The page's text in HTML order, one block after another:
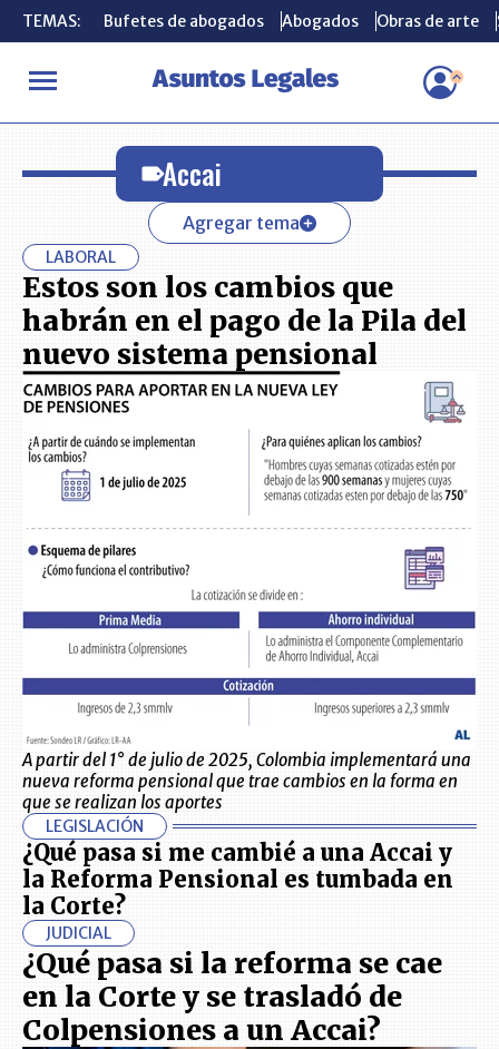
TEMAS: Bufetes de abogados Abogados Obras de arte
INICIO Accai
TEMAS: Bufetes de abogados Abogados Obras de arte
Accai
Agregar tema
LABORAL
Estos son los cambios que
habrán en el pago de la Pila del
nuevo sistema pensional
A partir del 1° de julio de 2025, Colombia implementará una
nueva reforma pensional que trae cambios en la forma en
que se realizan los aportes
LEGISLACIÓN
¿Qué pasa si me cambié a una Accai y
la Reforma Pensional es tumbada en
la Corte?
JUDICIAL
¿Qué pasa si la reforma se cae
en la Corte y se trasladó de
Colpensiones a un Accai?